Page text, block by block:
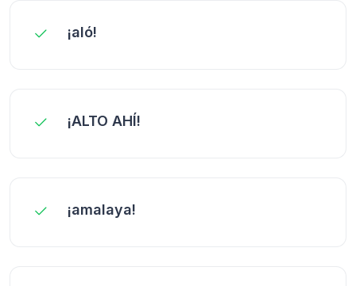
¡aló!
¡ALTO AHÍ!
¡amalaya!